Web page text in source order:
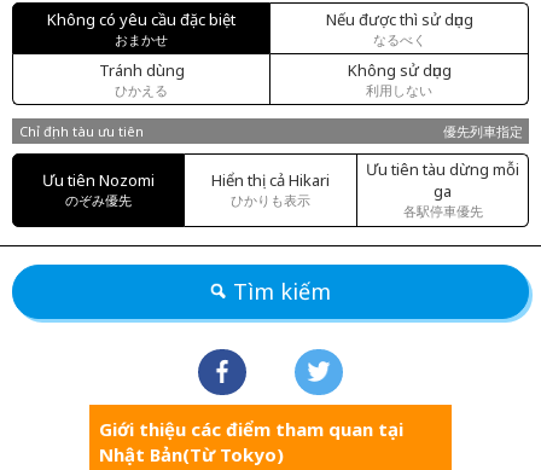
Không có yêu cầu đặc biệt
おまかせ
Nếu được thì sử dụng
なるべく
Tránh dùng
ひかえる
Không sử dụng
利用しない
Chỉ định tàu ưu tiên 優先列車指定
Ưu tiên Nozomi
のぞみ優先
Hiển thị cả Hikari
ひかりも表示
Ưu tiên tàu dừng mỗi
ga
各駅停車優先
Tìm kiếm
Giới thiệu các điểm tham quan tại
Nhật Bản(Từ Tokyo)